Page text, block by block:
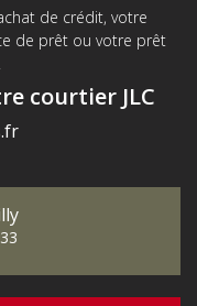
de crédit, votre
de prêt ou votre prêt
courtier JLC